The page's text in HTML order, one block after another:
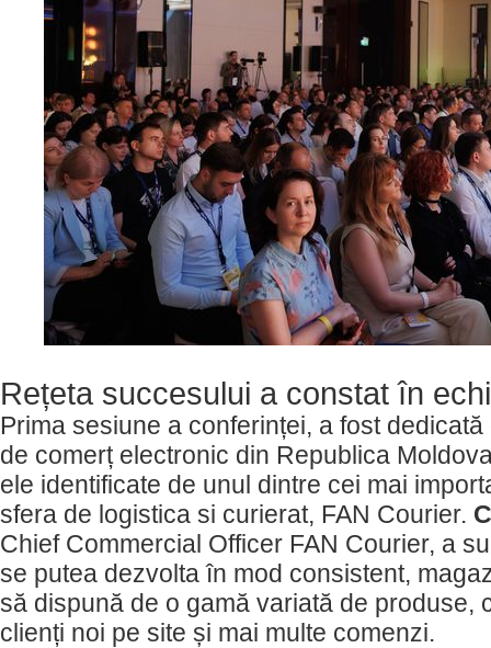
Rețeta succesului a constat în
Prima sesiune a conferinței, a fost
de comerț electronic din Republica
ele identificate de unul dintre cei mai
sfera de logistica si curierat, FAN Courier.
Chief Commercial Officer FAN Courier, a
se putea dezvolta în mod consistent,
să dispună de o gamă variată de produse,
clienți noi pe site și mai multe comenzi.